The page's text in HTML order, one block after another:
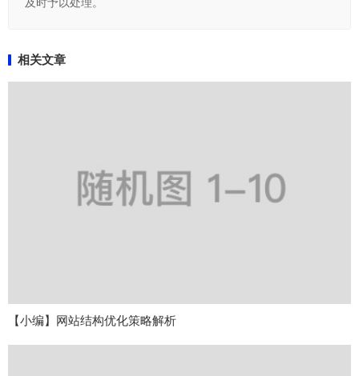
相关文章
【小编】网站结构优化策略解析